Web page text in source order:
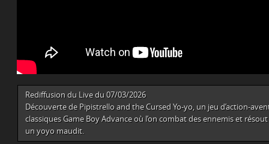
Rediffusion du Live du 07/03/2026
Découverte de Pipistrello and the Cursed Yo-yo, un jeu d’action-
classiques Game Boy Advance où l’on combat des ennemis et
un yoyo maudit.